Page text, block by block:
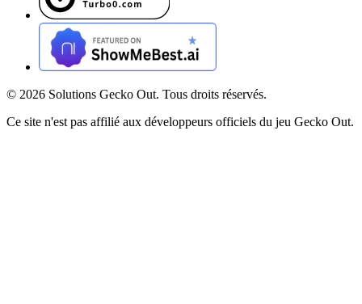
© 2026 Solutions Gecko Out. Tous droits réservés.
Ce site n'est pas affilié aux développeurs officiels du jeu Gecko Out.